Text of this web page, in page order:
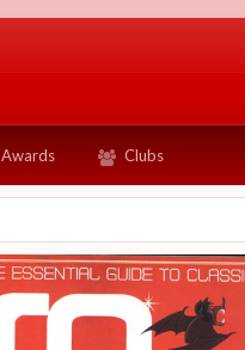
Awards Clubs